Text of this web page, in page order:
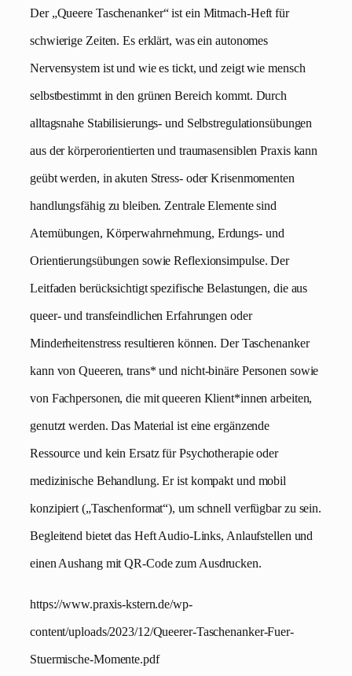
Der „Queere Taschenanker“ ist ein Mitmach-Heft für
schwierige Zeiten. Es erklärt, was ein autonomes
Nervensystem ist und wie es tickt, und zeigt wie mensch
selbstbestimmt in den grünen Bereich kommt. Durch
alltagsnahe Stabilisierungs- und Selbstregulationsübungen
aus der körperorientierten und traumasensiblen Praxis kann
geübt werden, in akuten Stress- oder Krisenmomenten
handlungsfähig zu bleiben. Zentrale Elemente sind
Atemübungen, Körperwahrnehmung, Erdungs- und
Orientierungsübungen sowie Reflexionsimpulse. Der
Leitfaden berücksichtigt spezifische Belastungen, die aus
queer- und transfeindlichen Erfahrungen oder
Minderheitenstress resultieren können. Der Taschenanker
kann von Queeren, trans* und nicht-binäre Personen sowie
von Fachpersonen, die mit queeren Klient*innen arbeiten,
genutzt werden. Das Material ist eine ergänzende
Ressource und kein Ersatz für Psychotherapie oder
medizinische Behandlung. Er ist kompakt und mobil
konzipiert („Taschenformat“), um schnell verfügbar zu sein.
Begleitend bietet das Heft Audio-Links, Anlaufstellen und
einen Aushang mit QR-Code zum Ausdrucken.
https://www.praxis-kstern.de/wp-
content/uploads/2023/12/Queerer-Taschenanker-Fuer-
Stuermische-Momente.pdf